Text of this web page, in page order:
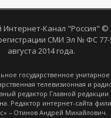
Интернет-Канал "Россия" ©
СМИ Эл № ФС 77-
августа 2014 года.
государственное
телевизионная и
редактор Главной
Редактор интернет-сайта
– Отинов Андрей Михайлович.